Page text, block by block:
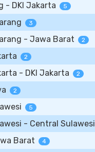
- DKI Jakarta 5
3
- Jawa Barat 2
2
- DKI Jakarta 2
2
5
- Central Sulawesi
Barat 4